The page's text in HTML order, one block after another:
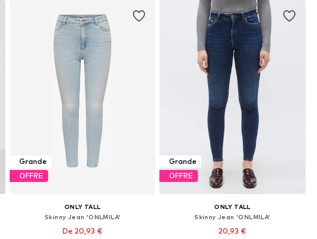
Grande
OFFRE
ONLY TALL
Skinny Jean 'ONLMILA'
De 20,93 €
Grande
OFFRE
ONLY TALL
Skinny Jean 'ONLMILA'
20,93 €